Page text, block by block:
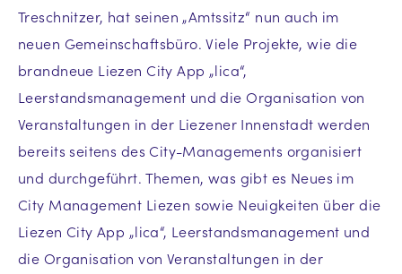
Treschnitzer, hat seinen „Amtssitz“ nun auch im
neuen Gemeinschaftsbüro. Viele Projekte, wie die
brandneue Liezen City App „lica“,
Leerstandsmanagement und die Organisation von
Veranstaltungen in der Liezener Innenstadt werden
bereits seitens des City-Managements organisiert
und durchgeführt. Themen, was gibt es Neues im
City Management Liezen sowie Neuigkeiten über die
Liezen City App „lica“, Leerstandsmanagement und
die Organisation von Veranstaltungen in der